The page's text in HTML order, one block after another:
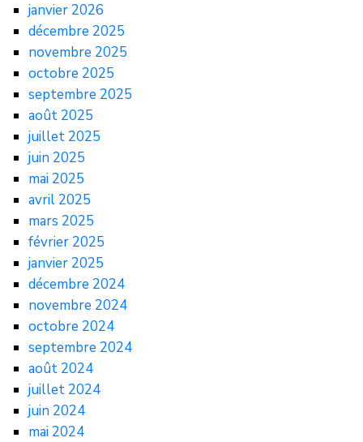
janvier 2026
décembre 2025
novembre 2025
octobre 2025
septembre 2025
août 2025
juillet 2025
juin 2025
mai 2025
avril 2025
mars 2025
février 2025
janvier 2025
décembre 2024
novembre 2024
octobre 2024
septembre 2024
août 2024
juillet 2024
juin 2024
mai 2024